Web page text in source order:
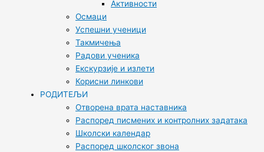
Активности
Осмаци
Успешни ученици
Такмичења
Радови ученика
Екскурзије и излети
Корисни линкови
РОДИТЕЉИ
Отворена врата наставника
Распоред писмених и контролних задатака
Школски календар
Распоред школског звона